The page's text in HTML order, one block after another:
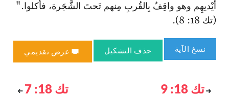
أَيْديهِم وهو واقِفٌ بِالقُربِ مِنهم تَحتَ الشَّجَرة، فأَكلوا."
(تك 18: 8).
نسخ الآية حذف التشكيل عرض تقديمي
تك 18: 9 تك 18: 7